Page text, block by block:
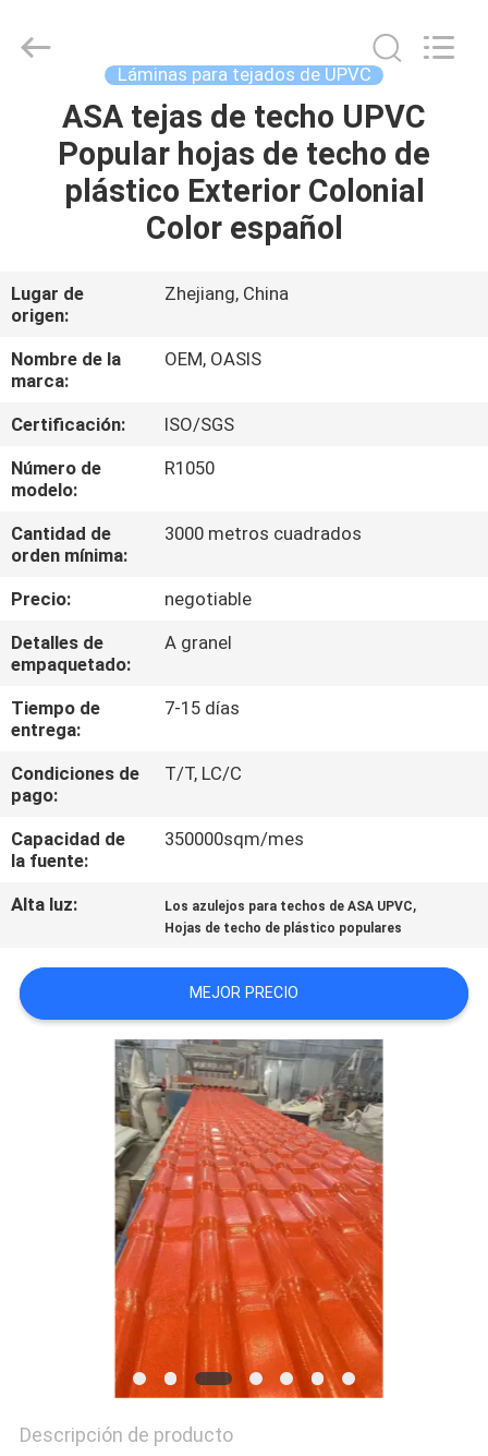
HOGAR
PRODUCTOS
NOSOTROS
VIAJE
DE
LA
FÁBRICA
CONTROL
CALIDAD
ÉNTRENOS
EN
CONTACTO
CON
PIDA
UNA
MAPA
PRIVACY
Oasis
Building
Láminas para tejados de UPVC
ASA tejas de techo UPVC
Popular hojas de techo de
plástico Exterior Colonial
Color español
Lugar de
origen:
Zhejiang, China
Nombre de la
marca:
OEM, OASIS
Certificación:
ISO/SGS
Número de
modelo:
R1050
Cantidad de
orden mínima:
3000 metros cuadrados
Precio:
negotiable
Detalles de
empaquetado:
A granel
Tiempo de
entrega:
7-15 días
Condiciones de
pago:
T/T, LC/C
Capacidad de
la fuente:
350000sqm/mes
Alta luz: Los azulejos para techos de ASA UPVC,
Hojas de techo de plástico populares
MEJOR PRECIO
Descripción de producto